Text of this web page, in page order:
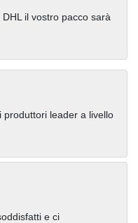
il vostro pacco sarà
produttori leader a livello
e ci